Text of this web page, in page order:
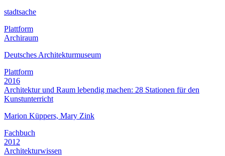
stadtsache
Plattform
Archiraum
Deutsches Architekturmuseum
Plattform
2016
Architektur und Raum lebendig machen: 28 Stationen für den
Kunstunterricht
Marion Küppers, Mary Zink
Fachbuch
2012
Architekturwissen